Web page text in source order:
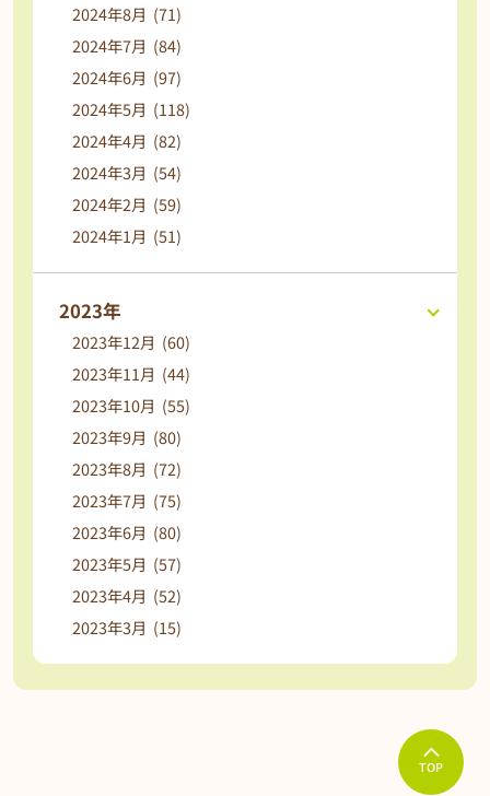
2024年8月 (71)
2024年7月 (84)
2024年6月 (97)
2024年5月 (118)
2024年4月 (82)
2024年3月 (54)
2024年2月 (59)
2024年1月 (51)
2023年
2023年12月 (60)
2023年11月 (44)
2023年10月 (55)
2023年9月 (80)
2023年8月 (72)
2023年7月 (75)
2023年6月 (80)
2023年5月 (57)
2023年4月 (52)
2023年3月 (15)
TOP